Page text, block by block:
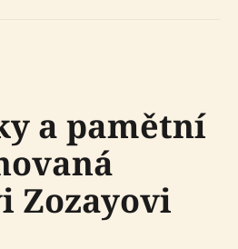
a pamětní
Zozayovi